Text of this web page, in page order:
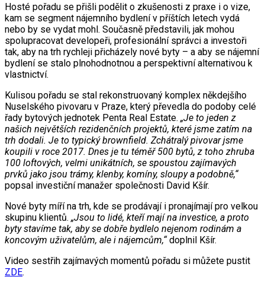
Hosté pořadu se přišli podělit o zkušenosti z praxe i o vize,
kam se segment nájemního bydlení v příštích letech vydá
nebo by se vydat mohl. Současně představili, jak mohou
spolupracovat developeři, profesionální správci a investoři
tak, aby na trh rychleji přicházely nové byty – a aby se nájemní
bydlení se stalo plnohodnotnou a perspektivní alternativou k
vlastnictví.
Kulisou pořadu se stal rekonstruovaný komplex někdejšího
Nuselského pivovaru v Praze, který převedla do podoby celé
řady bytových jednotek Penta Real Estate. „Je to jeden z
našich největších rezidenčních projektů, které jsme zatím na
trh dodali. Je to typický brownfield. Zchátralý pivovar jsme
koupili v roce 2017. Dnes je tu téměř 500 bytů, z toho zhruba
100 loftových, velmi unikátních, se spoustou zajímavých
prvků jako jsou trámy, klenby, komíny, sloupy a podobně,“
popsal investiční manažer společnosti David Kšír.
Nové byty míří na trh, kde se prodávají i pronajímají pro velkou
skupinu klientů. „Jsou to lidé, kteří mají na investice, a proto
byty stavíme tak, aby se dobře bydlelo nejenom rodinám a
koncovým uživatelům, ale i nájemcům,“doplnil Kšír.
Video sestřih zajímavých momentů pořadu si můžete pustit
ZDE.